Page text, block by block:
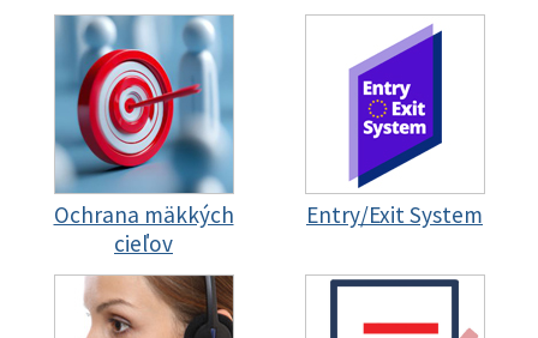
Ochrana mäkkých
cieľov
Entry/Exit System